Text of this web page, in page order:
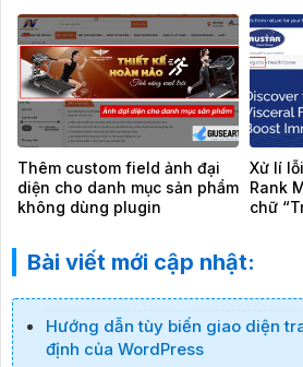
Thêm custom field ảnh đại
diện cho danh mục sản phẩm
không dùng plugin
Xử lí
Rank
chữ
Bài viết mới cập nhật:
Hướng dẫn tùy biến giao diện
định của WordPress